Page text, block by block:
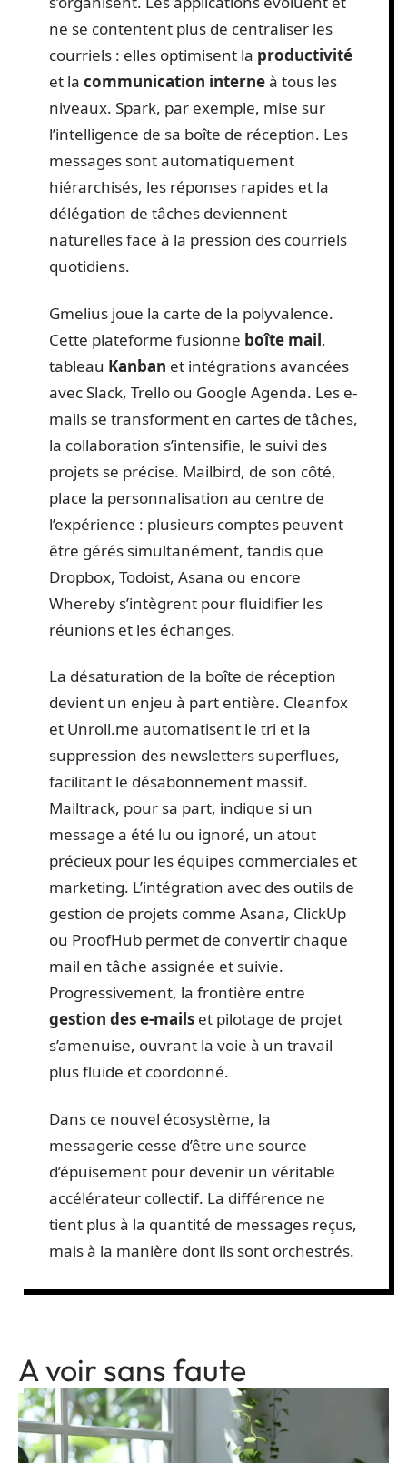
ne se contentent plus de centraliser les
courriels : elles optimisent la productivité
et la communication interneà tous les
niveaux. Spark, par exemple, mise sur
l’intelligence de sa boîte de réception. Les
messages sont automatiquement
hiérarchisés, les réponses rapides et la
délégation de tâches deviennent
naturelles face à la pression des courriels
quotidiens.
Gmelius joue la carte de la polyvalence.
Cette plateforme fusionne boîte mail,
tableau Kanban et intégrations avancées
avec Slack, Trello ou Google Agenda. Les e-
mails se transforment en cartes de tâches,
la collaboration s’intensifie, le suivi des
projets se précise. Mailbird, de son côté,
place la personnalisation au centre de
l’expérience : plusieurs comptes peuvent
être gérés simultanément, tandis que
Dropbox, Todoist, Asana ou encore
Whereby s’intègrent pour fluidifier les
réunions et les échanges.
La désaturation de la boîte de réception
devient un enjeu à part entière. Cleanfox
et Unroll.me automatisent le tri et la
suppression des newsletters superflues,
facilitant le désabonnement massif.
Mailtrack, pour sa part, indique si un
message a été lu ou ignoré, un atout
précieux pour les équipes commerciales et
marketing. L’intégration avec des outils de
gestion de projets comme Asana, ClickUp
ou ProofHub permet de convertir chaque
mail en tâche assignée et suivie.
Progressivement, la frontière entre
gestion des e-mails et pilotage de projet
s’amenuise, ouvrant la voie à un travail
plus fluide et coordonné.
Dans ce nouvel écosystème, la
messagerie cesse d’être une source
d’épuisement pour devenir un véritable
accélérateur collectif. La différence ne
tient plus à la quantité de messages reçus,
mais à la manière dont ils sont orchestrés.
A voir sans faute